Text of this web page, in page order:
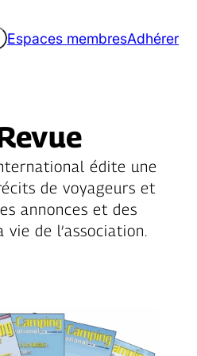
Espaces membresAdhérer
édite une
de voyageurs et
annonces et des
de l’association.